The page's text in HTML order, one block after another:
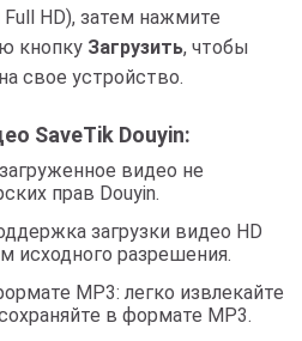
Full HD), затем нажмите
кнопку Загрузить, чтобы
свое устройство.
SaveTik Douyin:
видео не
прав Douyin.
загрузки видео HD
исходного разрешения.
MP3: легко извлекайте
в формате MP3.